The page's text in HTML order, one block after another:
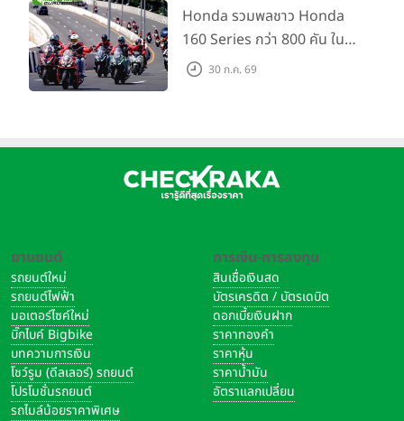
กัน 16 ส.ค. นี้
Honda รวมพลชาว Honda
160 Series กว่า 800 คัน ใน
งาน “THE ONE-SIXTI-ER ตัว
30 ก.ค. 69
ยานยนต์
รถยนต์ใหม่
รถยนต์ไฟฟ้า
มอเตอร์ไซค์ใหม่
บิ๊กไบค์ Bigbike
บทความการเงิน
โชว์รูม (ดีลเลอร์) รถยนต์
โปรโมชั่นรถยนต์
รถไมล์น้อยราคาพิเศษ
การเงิน-การลงทุน
สินเชื่อเงินสด
บัตรเครดิต / บัตรเดบิต
ดอกเบี้ยเงินฝาก
ราคาทองคำ
ราคาหุ้น
ราคาน้ำมัน
อัตราแลกเปลี่ยน